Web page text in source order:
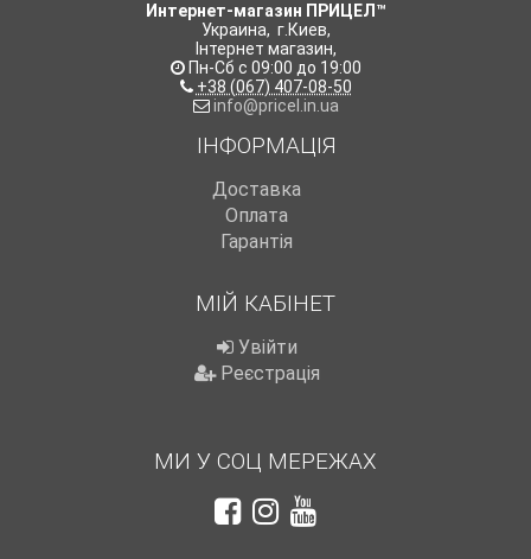
Интернет-магазин ПРИЦЕЛ™
Украина, г.Киев,
Інтернет магазин,
Пн-Сб с 09:00 до 19:00
+38 (067) 407-08-50
info@pricel.in.ua
ІНФОРМАЦІЯ
Доставка
Оплата
Гарантія
МІЙ КАБІНЕТ
Увійти
Реєстрація
МИ У СОЦ МЕРЕЖАХ